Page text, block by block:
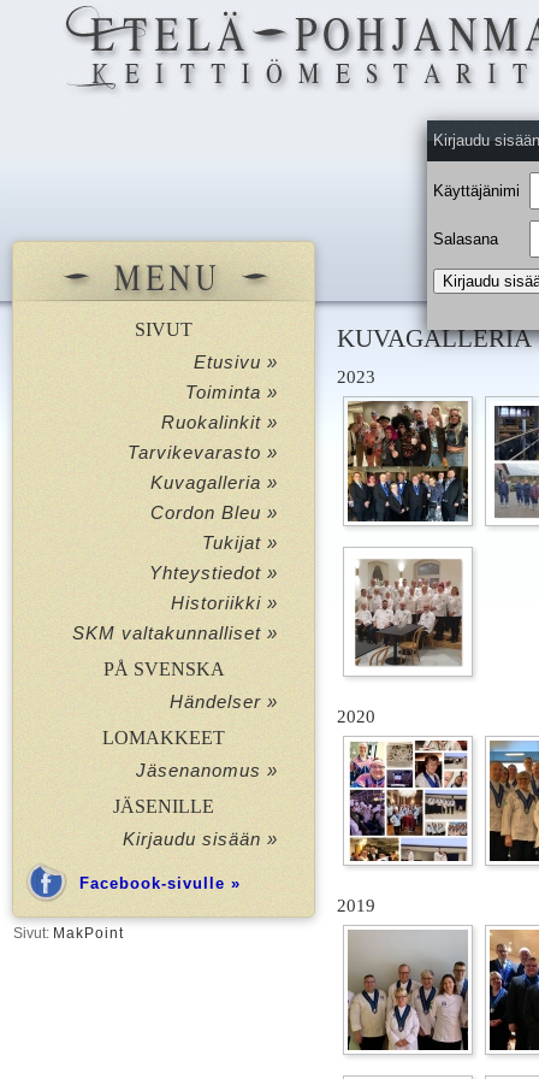
SIVUT
Etusivu »
Toiminta »
Ruokalinkit »
Tarvikevarasto »
Kuvagalleria »
Cordon Bleu »
Tukijat »
Yhteystiedot »
Historiikki »
SKM valtakunnalliset »
PÅ SVENSKA
Händelser »
LOMAKKEET
Jäsenanomus »
JÄSENILLE
Kirjaudu sisään »
Facebook-sivulle »
Sivut: MakPoint
Kirjaudu sisään
Käyttäjänimi
Salasana
KUVAGALLERIA
2023
2020
2019